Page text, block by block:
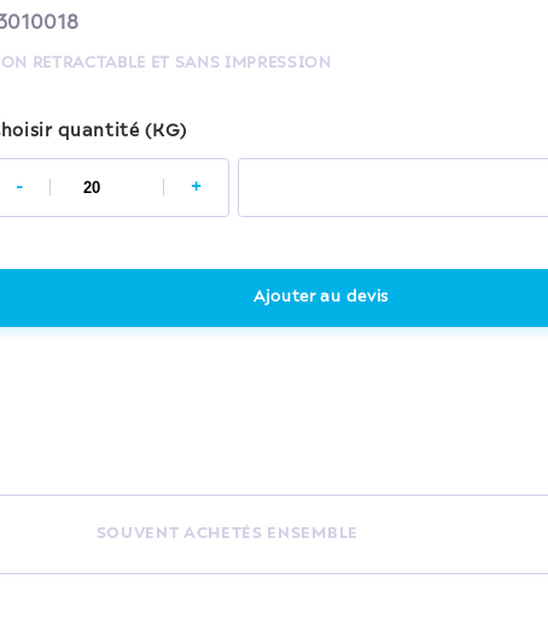
RETRACTABLE ET SANS IMPRESSION
quantité (KG)
- +
Ajouter au devis
SOUVENT ACHETÉS ENSEMBLE